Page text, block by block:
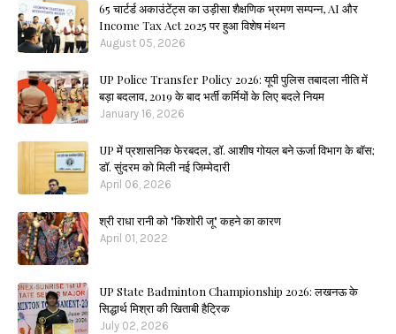
65 चार्टर्ड अकाउंटेंट्स का उड़ीसा शैक्षणिक भ्रमण सम्पन्न, AI और
Income Tax Act 2025 पर हुआ विशेष मंथन
August 05, 2026
UP Police Transfer Policy 2026: यूपी पुलिस तबादला नीति में
बड़ा बदलाव, 2019 के बाद भर्ती कर्मियों के लिए बदले नियम
January 16, 2026
UP में प्रशासनिक फेरबदल, डॉ. आशीष गोयल बने ऊर्जा विभाग के बॉस;
डॉ. सुंदरम को मिली नई जिम्मेदारी
April 06, 2026
श्री राधा रानी को "किशोरी जू" कहने का कारण
April 01, 2022
UP State Badminton Championship 2026: लखनऊ के
सिद्धार्थ मिश्रा की खिताबी हैट्रिक
July 02, 2026